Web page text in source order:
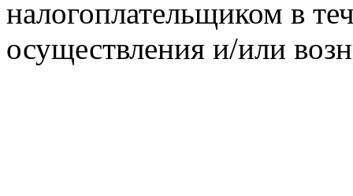
налогоплательщиком в
осуществления и/или